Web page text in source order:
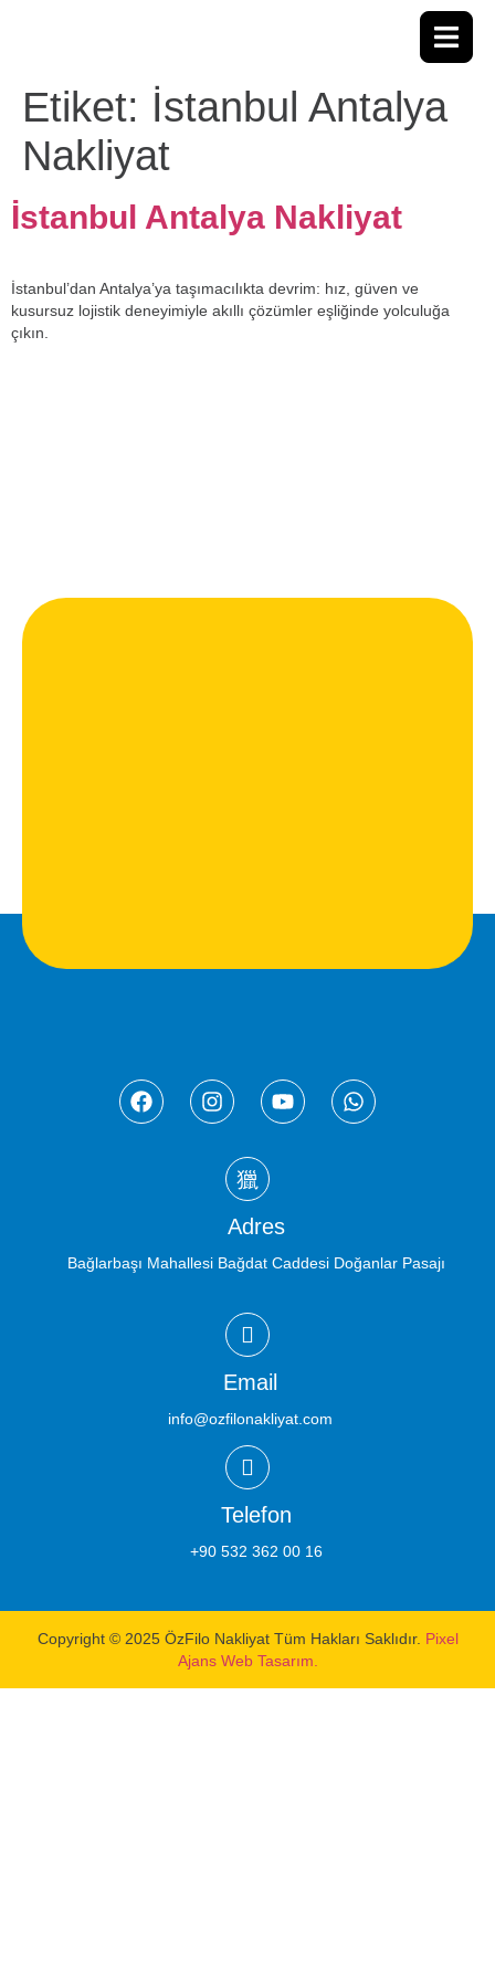
Etiket: İstanbul Antalya
Nakliyat
İstanbul Antalya Nakliyat
İstanbul’dan Antalya’ya taşımacılıkta devrim: hız, güven ve
kusursuz lojistik deneyimiyle akıllı çözümler eşliğinde yolculuğa
çıkın.
Adres
Bağlarbaşı Mahallesi Bağdat Caddesi Doğanlar Pasajı
Email
info@ozfilonakliyat.com
Telefon
+90 532 362 00 16
Copyright © 2025 ÖzFilo Nakliyat Tüm Hakları Saklıdır. Pixel
Ajans Web Tasarım.